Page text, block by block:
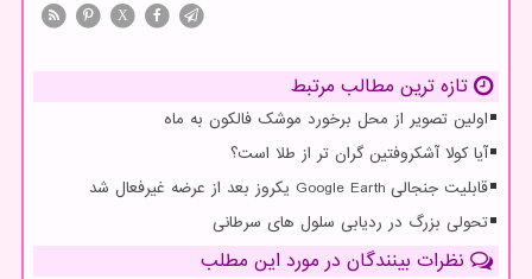
X
تازه ترین مطالب مرتبط
اولین تصویر از محل برخورد موشک فالکون به ماه
آیا کولا آشکروفتین گران تر از طلا است؟
قابلیت جنجالی Google Earth یکروز بعد از عرضه غیرفعال شد
تحولی بزرگ در ردیابی سلول های سرطانی
نظرات بینندگان در مورد این مطلب